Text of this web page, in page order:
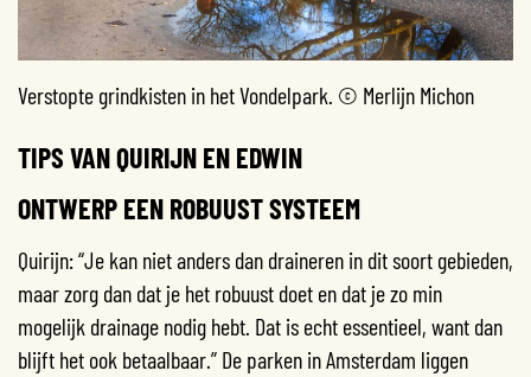
Verstopte grindkisten in het Vondelpark. © Merlijn Michon
TIPS VAN QUIRIJN EN EDWIN
ONTWERP EEN ROBUUST SYSTEEM
Quirijn: “Je kan niet anders dan draineren in dit soort gebieden,
maar zorg dan dat je het robuust doet en dat je zo min
mogelijk drainage nodig hebt. Dat is echt essentieel, want dan
blijft het ook betaalbaar.” De parken in Amsterdam liggen